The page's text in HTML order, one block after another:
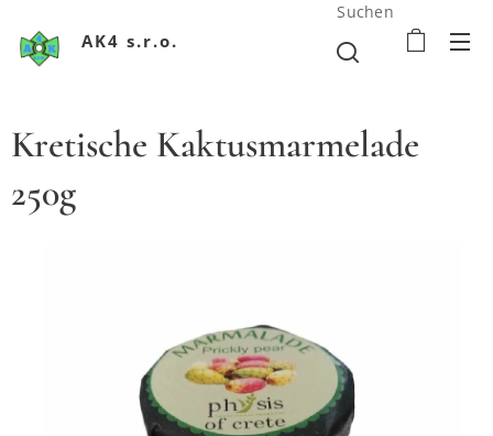
AK4 s.r.o.
Suchen
Kretische Kaktusmarmelade
250g